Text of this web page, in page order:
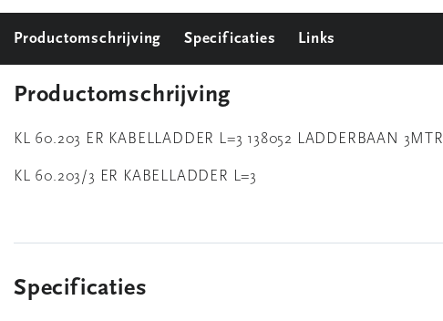
Productomschrijving Specificaties Links
Productomschrijving
KL 60.203 ER KABELLADDER L=3 138052 LADDERBAAN 3MTR
KL 60.203/3 ER KABELLADDER L=3
Specificaties